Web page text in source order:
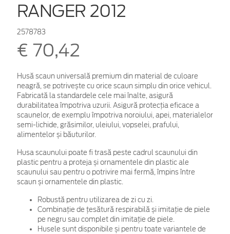
RANGER 2012
2578783
€ 70,42
Husă scaun universală premium din material de culoare
neagră, se potrivește cu orice scaun simplu din orice vehicul.
Fabricată la standardele cele mai înalte, asigură
durabilitatea împotriva uzurii. Asigură protecția eficace a
scaunelor, de exemplu împotriva noroiului, apei, materialelor
semi-lichide, grăsimilor, uleiului, vopselei, prafului,
alimentelor și băuturilor.
Husa scaunului poate fi trasă peste cadrul scaunului din
plastic pentru a proteja și ornamentele din plastic ale
scaunului sau pentru o potrivire mai fermă, împins între
scaun și ornamentele din plastic.
Robustă pentru utilizarea de zi cu zi.
Combinație de țesătură respirabilă și imitație de piele
pe negru sau complet din imitație de piele.
Husele sunt disponibile și pentru toate variantele de